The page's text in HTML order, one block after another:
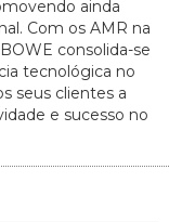
ainda
Com os AMR na
consolida-se
tecnológica no
seus clientes a
e sucesso no